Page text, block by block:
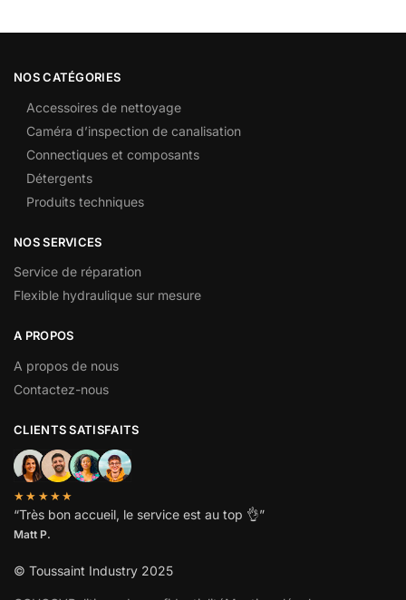
NOS CATÉGORIES
Accessoires de nettoyage
Caméra d’inspection de canalisation
Connectiques et composants
Détergents
Produits techniques
NOS SERVICES
Service de réparation
Flexible hydraulique sur mesure
A PROPOS
A propos de nous
Contactez-nous
CLIENTS SATISFAITS
★★★★★
“Très bon accueil, le service est au top 👌”
Matt P.
© Toussaint Industry 2025